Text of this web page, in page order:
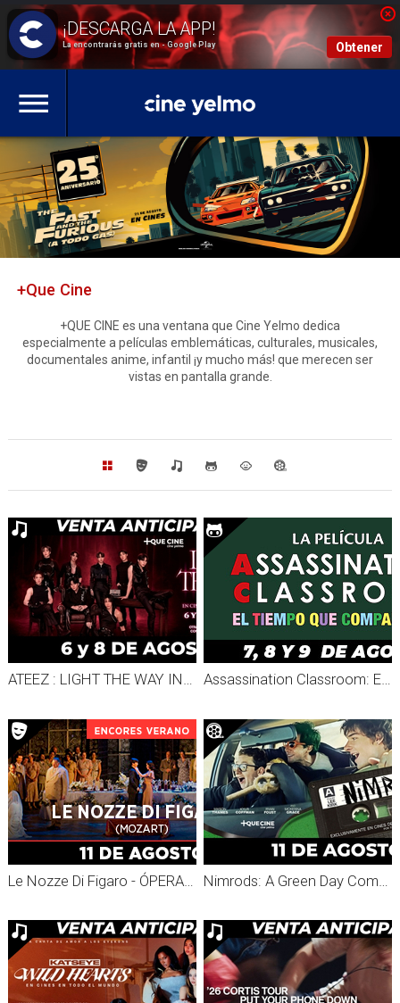
La encontrarás gratis en - Google Play Obtener
+Que Cine
+QUE CINE es una ventana que Cine Yelmo dedica
especialmente a películas emblemáticas, culturales, musicales,
documentales anime, infantil ¡y mucho más! que merecen ser
vistas en pantalla grande.
ATEEZ : LIGHT THE WAY IN CINEMAS Assassination Classroom: El tiempo que compartimos
Le Nozze Di Figaro - ÓPERA MET ENCORES 2026